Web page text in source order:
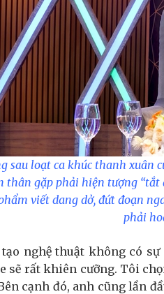
sau loạt ca khúc thanh xuân
thân gặp phải hiện tượng “tắt
viết dang dở, đứt đoạn
phải
nghệ thuật không có
sẽ rất khiên cưỡng. Tôi
cạnh đó, anh cũng lần